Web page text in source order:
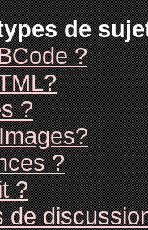
de
?
?
?
?
de